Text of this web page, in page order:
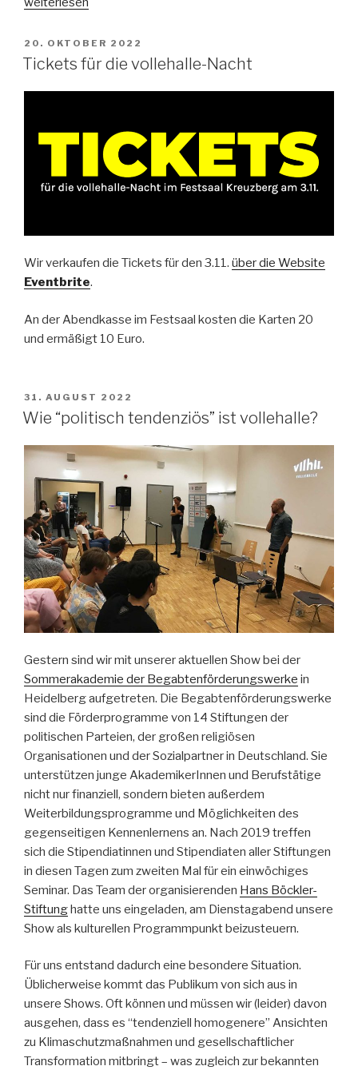
die
vollehalle-
Kreuzberg“
VERÖFFENTLICHT
AM
20. OKTOBER 2022
Tickets für die vollehalle-Nacht
Wir verkaufen die Tickets für den 3.11. über die Website
Eventbrite.
An der Abendkasse im Festsaal kosten die Karten 20
und ermäßigt 10 Euro.
VERÖFFENTLICHT
AM
31. AUGUST 2022
Wie “politisch tendenziös” ist vollehalle?
Gestern sind wir mit unserer aktuellen Show bei der
Sommerakademie der Begabtenförderungswerke in
Heidelberg aufgetreten. Die Begabtenförderungswerke
sind die Förderprogramme von 14 Stiftungen der
politischen Parteien, der großen religiösen
Organisationen und der Sozialpartner in Deutschland. Sie
unterstützen junge AkademikerInnen und Berufstätige
nicht nur finanziell, sondern bieten außerdem
Weiterbildungsprogramme und Möglichkeiten des
gegenseitigen Kennenlernens an. Nach 2019 treffen
sich die Stipendiatinnen und Stipendiaten aller Stiftungen
in diesen Tagen zum zweiten Mal für ein einwöchiges
Seminar. Das Team der organisierenden Hans Böckler-
Stiftunghatte uns eingeladen, am Dienstagabend unsere
Show als kulturellen Programmpunkt beizusteuern.
Für uns entstand dadurch eine besondere Situation.
Üblicherweise kommt das Publikum von sich aus in
unsere Shows. Oft können und müssen wir (leider) davon
ausgehen, dass es “tendenziell homogenere” Ansichten
zu Klimaschutzmaßnahmen und gesellschaftlicher
Transformation mitbringt – was zugleich zur bekannten